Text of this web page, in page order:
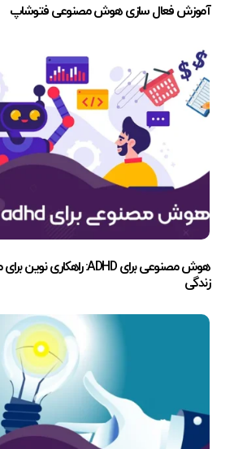
آموزش فعال سازی هوش مصنوعی فتوشاپ
هوش مصنوعی برای ADHD: راهکاری نوین برای مدیریت تمرکز و بهبود
زندگی